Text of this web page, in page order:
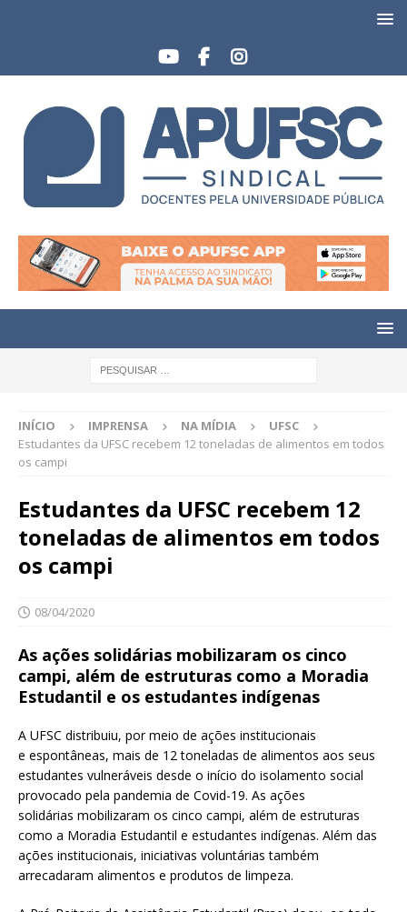
INÍCIO IMPRENSA NA MÍDIA
UFSC
Estudantes da UFSC recebem 12 toneladas de alimentos em todos
os campi
Estudantes da UFSC recebem 12
toneladas de alimentos em todos
os campi
08/04/2020
As ações solidárias mobilizaram os cinco
campi, além de estruturas como a Moradia
Estudantil e os estudantes indígenas
A UFSC distribuiu, por meio de ações institucionais
e espontâneas, mais de 12 toneladas de alimentos aos seus
estudantes vulneráveis desde o início do isolamento social
provocado pela pandemia de Covid-19. As ações
solidárias mobilizaram os cinco campi, além de estruturas
como a Moradia Estudantil e estudantes indígenas. Além das
ações institucionais, iniciativas voluntárias também
arrecadaram alimentos e produtos de limpeza.